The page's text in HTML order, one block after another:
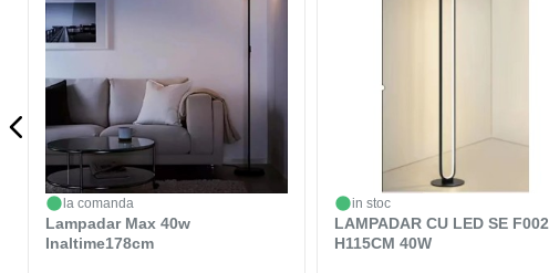
la comanda
Lampadar Max 40w
Inaltime178cm
in stoc
LAMPADAR CU LED SE F002
H115CM 40W